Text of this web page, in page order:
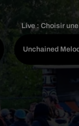
Live :Choisir
Unchained